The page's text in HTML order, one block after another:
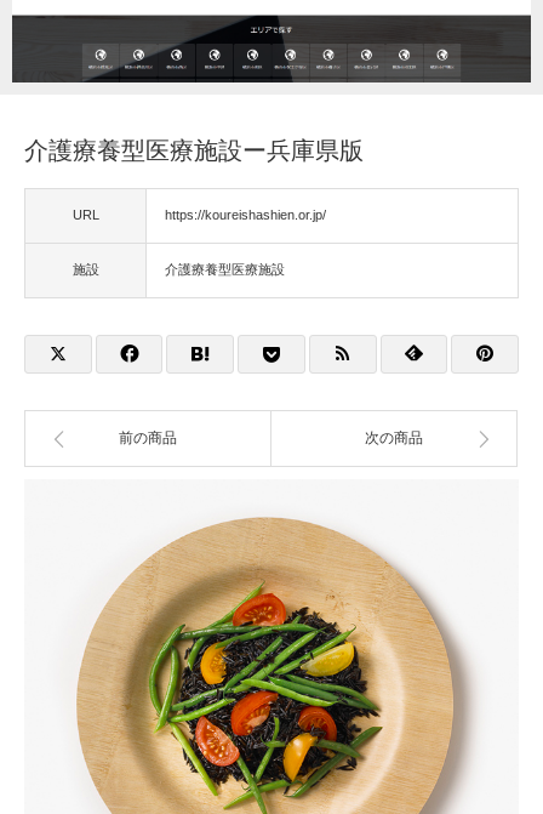
介護療養型医療施設ー兵庫県版
URL https://koureishashien.or.jp/
施設 介護療養型医療施設
前の商品 次の商品
地域密着型小規模施設
住宅改修